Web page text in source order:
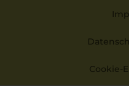
Cookie-